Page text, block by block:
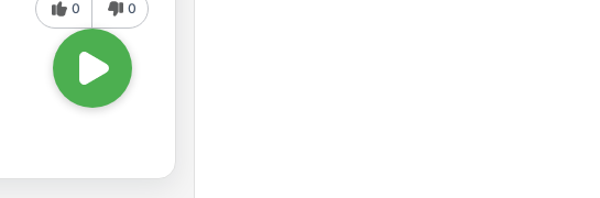
0 0